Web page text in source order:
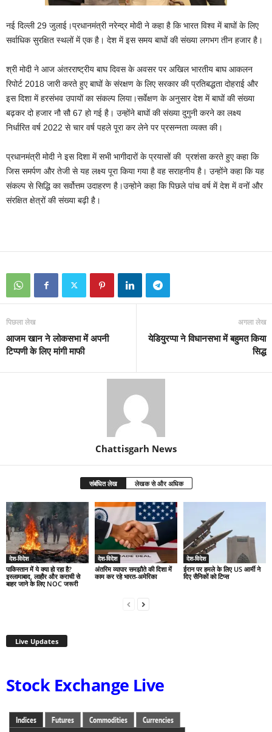
नई दिल्ली 29 जुलाई।प्रधानमंत्री नरेन्द्र मोदी ने कहा है कि भारत विश्व में बाघों के लिए
सर्वाधिक सुरक्षित स्‍थलों में एक है। देश में इस समय बाघों की संख्या लगभग तीन हजार है।
श्री मोदी ने आज अंतरराष्ट्रीय बाघ दिवस के अवसर पर अखिल भारतीय बाघ आकलन
रिपोर्ट 2018 जारी करते हुए बाघों के संरक्षण के लिए सरकार की प्रतिबद्धता दोहराई और
इस दिशा में हरसंभव उपायों का संकल्प लिया।सर्वेक्षण के अनुसार देश में बाघों की संख्या
बढ़कर दो हजार नौ सौ 67 हो गई है। उन्होंने बाघों की संख्या दुगुनी करने का लक्ष्य
निर्धारित वर्ष 2022 से चार वर्ष पहले पूरा कर लेने पर प्रसन्नता व्यक्त की।
प्रधानमंत्री मोदी ने इस दिशा में सभी भागीदारों के प्रयासों की प्रशंसा करते हुए कहा कि
जिस समर्पण और तेजी से यह लक्ष्य पूरा किया गया है वह सराहनीय है। उन्होंने कहा कि यह
संकल्प से सिद्धि का सर्वोत्तम उदाहरण है।उन्होने कहा कि पिछले पांच वर्ष में देश में वनों और
संरक्षित क्षेत्रों की संख्या बढ़ी है।
पिछला लेख
आजम खान ने लोकसभा में अपनी
टिप्पणी के लिए मांगी माफी
अगला लेख
येडियुरप्पा ने विधानसभा में बहुमत किया
सिद्ध
Chattisgarh News
संबंधित लेख लेखक से और अधिक
देश-विदेश
पाकिस्तान में ये क्या हो रहा है?
इस्लामाबाद, लाहौर और कराची से
बाहर जाने के लिए NOC जरूरी
देश-विदेश
अंतरिम व्यापार समझौते की दिशा में
काम कर रहे भारत-अमेरिका
देश-विदेश
ईरान पर हमले के लिए US आर्मी ने
दिए सैनिकों को टिप्स
Live Updates
Stock Exchange Live